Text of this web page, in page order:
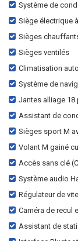
Système de
Siège électrique
Sièges
Sièges ventilés
Climatisation
Système de
Jantes alliage 18
Assistant de
Sièges sport M
Volant M gainé
Accès sans clé
Système audio
Régulateur de
Caméra de recul
Assistant de